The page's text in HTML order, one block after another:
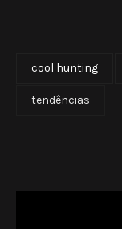
cool hunting
tendências